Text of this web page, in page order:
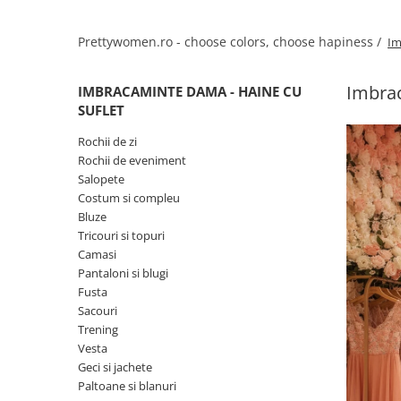
Prettywomen.ro - choose colors, choose hapiness /
IMBRACAMINTE DAMA - HAINE CU
SUFLET
Rochii de zi
Rochii de eveniment
Salopete
Costum si compleu
Bluze
Tricouri si topuri
Camasi
Pantaloni si blugi
Fusta
Sacouri
Trening
Vesta
Geci si jachete
Paltoane si blanuri